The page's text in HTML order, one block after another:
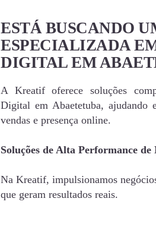
ESTÁ BUSCANDO
ESPECIALIZADA
DIGITAL EM
A Kreatif oferece soluções
Digital em Abaetetuba, ajudando
vendas e presença online.
Soluções de Alta Performance
Na Kreatif, impulsionamos
que geram resultados reais.